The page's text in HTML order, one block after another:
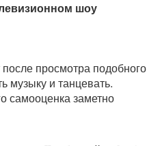
шоу
просмотра подобного
музыку и танцевать.
самооценка заметно